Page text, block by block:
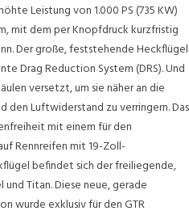
Leistung von 1.000 PS (735 KW)
mit dem per Knopfdruck kurzfristig
Der große, feststehende Heckflügel
Drag Reduction System (DRS). Und
versetzt, um sie näher an die
den Luftwiderstand zu verringern. Das
mit einem für den
Rennreifen mit 19-Zoll-
befindet sich der freiliegende,
Titan. Diese neue, gerade
wurde exklusiv für den GTR